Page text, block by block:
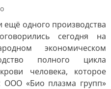
ещё одного производства
сегодня на
экономическом
полного цикла
человека, которое
ООО «Био плазма групп»